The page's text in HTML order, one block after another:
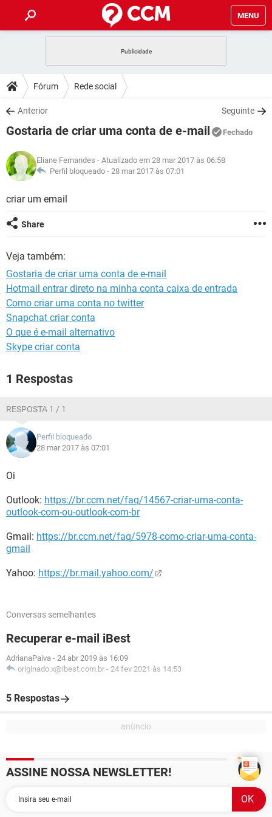
MENU
CELULAR
OUTLOOK
INSTAGRAM GMAIL
GUIA DE COMPRAS
DICAS
JOGOS
INSTAGRAM GMAIL
GUIA DE COMPRAS
DOWNLOADS
JOGOS WHATSAPP
CELULAR
OUTLOOK EXCEL
INSTAGRAM
JOGOS WHATSAPP
CELULAR
OUTLOOK
INSTAGRAM
GLOSSÁRIO
JOGOS
INSTAGRAM
GUIA DE COMPRAS
Fórum Rede social
Anterior Seguinte
Gostaria de criar uma conta de e-mail Fechado
Eliane Fernandes - Atualizado em 28 mar 2017 às 06:58
Perfil bloqueado - 28 mar 2017 às 07:01
criar um email
Share
Veja também:
Gostaria de criar uma conta de e-mail
Hotmail entrar direto na minha conta caixa de entrada
Como criar uma conta no twitter
Snapchat criar conta
O que é e-mail alternativo
Skype criar conta
1 Respostas
RESPOSTA 1 / 1
Perfil bloqueado
28 mar 2017 às 07:01
Oi
Outlook: https://br.ccm.net/faq/14567-criar-uma-conta-
outlook-com-ou-outlook-com-br
Gmail: https://br.ccm.net/faq/5978-como-criar-uma-conta-
gmail
Yahoo: https://br.mail.yahoo.com/
Conversas semelhantes
Recuperar e-mail iBest
AdrianaPaiva - 24 abr 2019 às 16:09
originado.x@ibest.com.br - 24 fev 2021 às 14:53
5 Respostas
ASSINE NOSSA NEWSLETTER!